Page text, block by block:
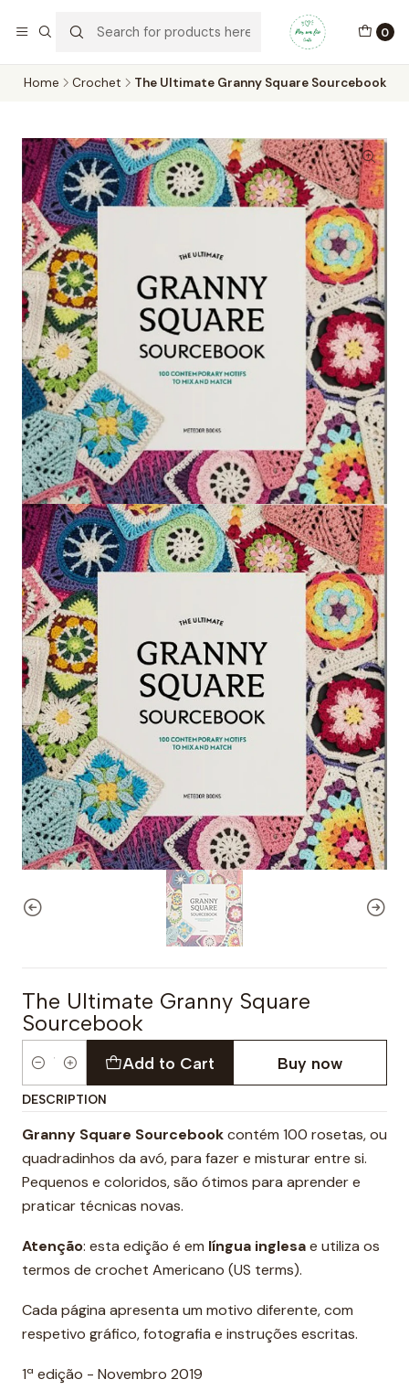
0
No concelho de Oeiras a entrega pode ser feita em mãos.
Home Crochet The Ultimate Granny Square Sourcebook
The Ultimate Granny Square
Sourcebook
Quantity
Add to Cart Buy now
DESCRIPTION
Granny Square Sourcebookcontém 100 rosetas, ou
quadradinhos da avó, para fazer e misturar entre si.
Pequenos e coloridos, são ótimos para aprender e
praticar técnicas novas.
Atenção: esta edição é em língua inglesae utiliza os
termos de crochet Americano (US terms).
Cada página apresenta um motivo diferente, com
respetivo gráfico, fotografia e instruções escritas.
1ª edição - Novembro 2019